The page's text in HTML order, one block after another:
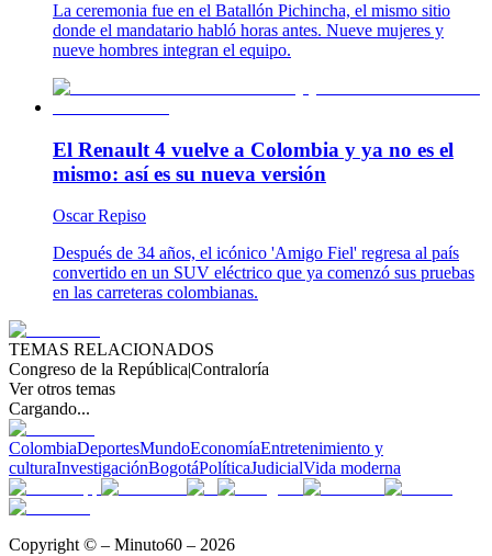
La ceremonia fue en el Batallón Pichincha, el mismo sitio
donde el mandatario habló horas antes. Nueve mujeres y
nueve hombres integran el equipo.
El Renault 4 vuelve a Colombia y ya no es el
mismo: así es su nueva versión
Oscar Repiso
Después de 34 años, el icónico 'Amigo Fiel' regresa al país
convertido en un SUV eléctrico que ya comenzó sus pruebas
en las carreteras colombianas.
TEMAS RELACIONADOS
Congreso de la República|Contraloría
Ver otros temas
Cargando...
ColombiaDeportesMundoEconomíaEntretenimiento y
culturaInvestigaciónBogotáPolíticaJudicialVida moderna
Copyright © – Minuto60 – 2026